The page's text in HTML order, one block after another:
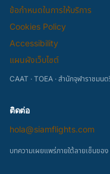
ข้อกำหนดในการให้บริการ
Cookies Policy
Accessibility
แผนผังเว็บไซต์
CAAT · TOEA · สำนักจุฬาราชมน
ติดต่อ
hola@siamflights.com
บทความเผยแพร่ภายใต้ลายเซ็นข